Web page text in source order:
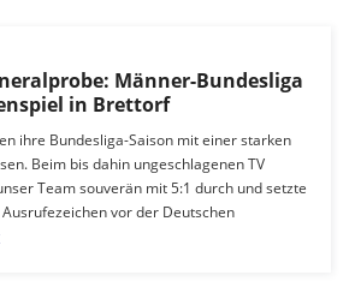
Männer-Bundesliga
in Brettorf
ihre Bundesliga-Saison mit einer starken
Beim bis dahin ungeschlagenen TV
Team souverän mit 5:1 durch und setzte
vor der Deutschen